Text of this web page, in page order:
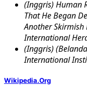
(Inggris) Human
That He Began
Another
International
(Inggris)
International
Wikipedia.Org